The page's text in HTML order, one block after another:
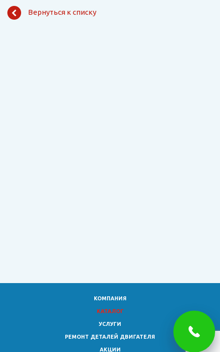
Вернуться к списку
КОМПАНИЯ
КАТАЛОГ
УСЛУГИ
РЕМОНТ ДЕТАЛЕЙ ДВИГАТЕЛЯ
АКЦИИ